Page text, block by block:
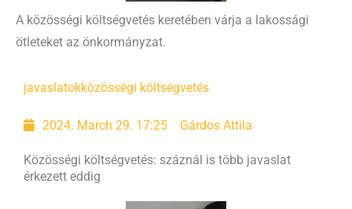
A közösségi költségvetés keretében várja a lakossági
ötleteket az önkormányzat.
javaslatokközösségi költségvetés
2024. March 29. 17:25 Gárdos Attila
Közösségi költségvetés: száznál is több javaslat
érkezett eddig